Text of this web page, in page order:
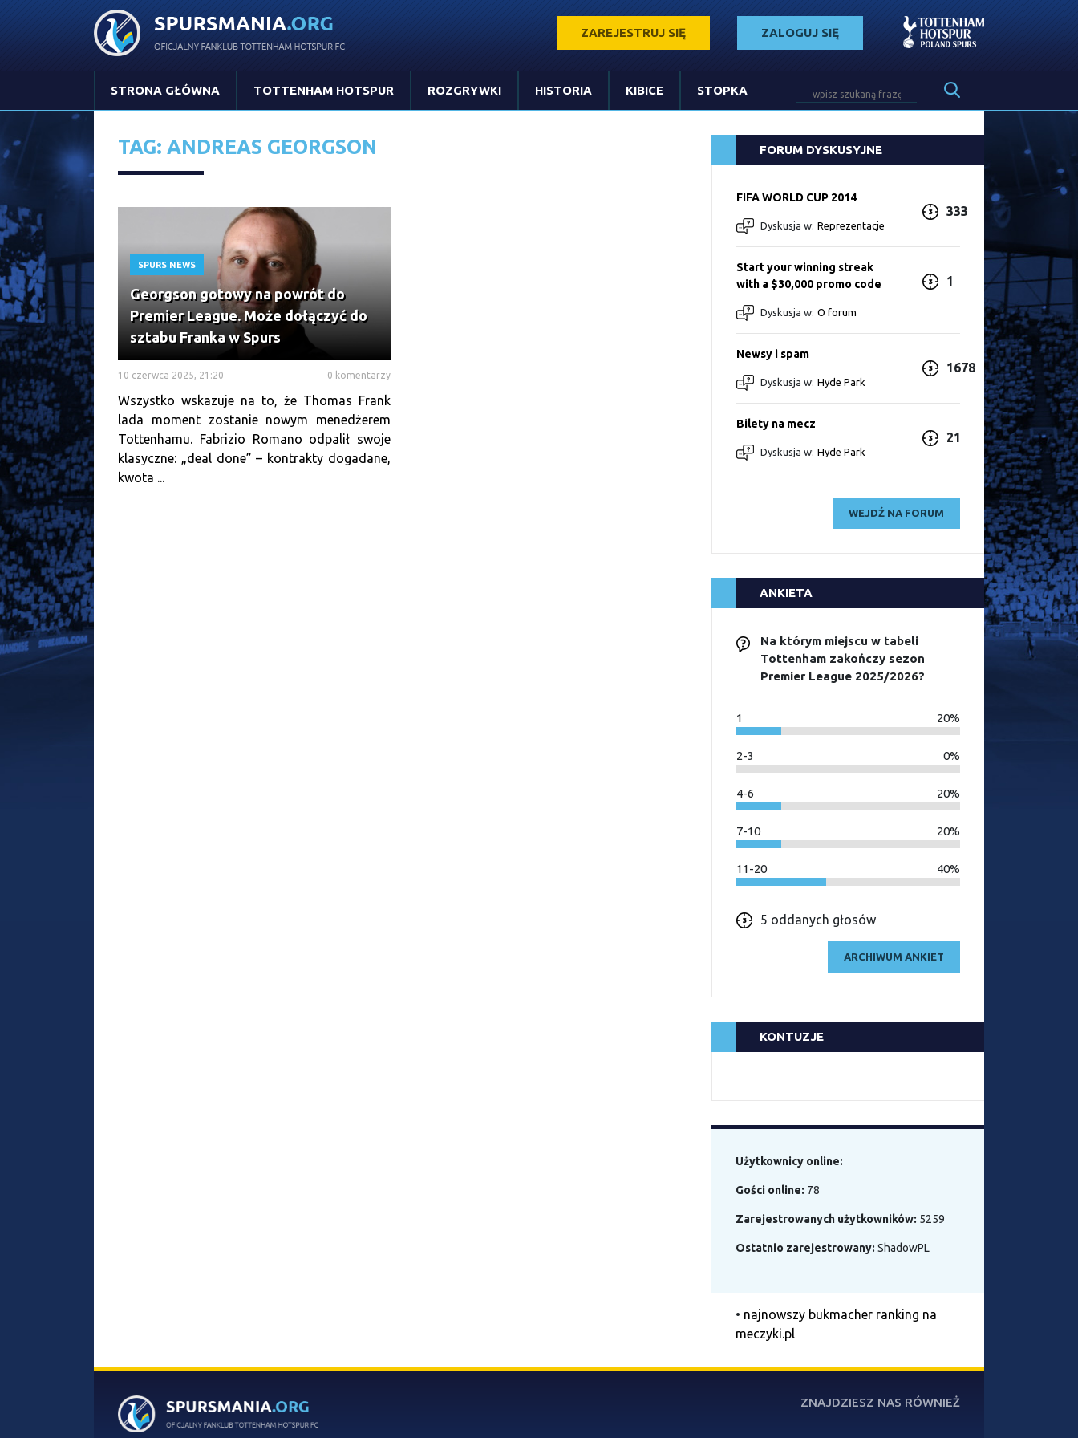
ZAREJESTRUJ SIĘ ZALOGUJ SIĘ
STRONA GŁÓWNA TOTTENHAM HOTSPUR ROZGRYWKI HISTORIA KIBICE STOPKA
TAG: ANDREAS GEORGSON
SPURS NEWS
Georgson gotowy na powrót do
Premier League. Może dołączyć do
sztabu Franka w Spurs
10 czerwca 2025, 21:20 0 komentarzy
Wszystko wskazuje na to, że Thomas Frank
lada moment zostanie nowym menedżerem
Tottenhamu. Fabrizio Romano odpalił swoje
klasyczne: „deal done” – kontrakty dogadane,
kwota ...
FORUM DYSKUSYJNE
FIFA WORLD CUP 2014
Dyskusja w: Reprezentacje
333
Start your winning streak
with a $30,000 promo code
Dyskusja w: O forum
1
Newsy i spam
Dyskusja w: Hyde Park
1678
Bilety na mecz
Dyskusja w: Hyde Park
21
WEJDŹ NA FORUM
ANKIETA
Na którym miejscu w tabeli
Tottenham zakończy sezon
Premier League 2025/2026?
1 20%
2-3 0%
4-6 20%
7-10 20%
11-20 40%
5 oddanych głosów
ARCHIWUM ANKIET
KONTUZJE
Użytkownicy online:
Gości online: 78
Zarejestrowanych użytkowników: 5259
Ostatnio zarejestrowany: ShadowPL
• najnowszy bukmacher ranking na
meczyki.pl
ZNAJDZIESZ NAS RÓWNIEŻ